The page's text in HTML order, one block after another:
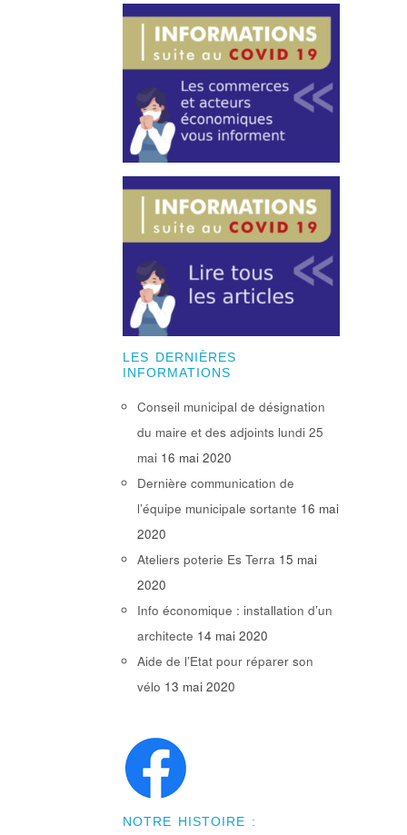
LES DERNIÈRES
INFORMATIONS
Conseil municipal de désignation
du maire et des adjoints lundi 25
mai 16 mai 2020
Dernière communication de
l’équipe municipale sortante 16 mai
2020
Ateliers poterie Es Terra 15 mai
2020
Info économique : installation d’un
architecte 14 mai 2020
Aide de l’Etat pour réparer son
vélo 13 mai 2020
NOTRE HISTOIRE :